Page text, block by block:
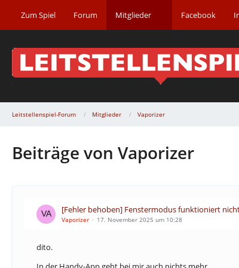
Zum Spiel Forum Mitglieder Facebook
Leitstellenspiel-Forum Mitglieder Vaporizer
Beiträge von Vaporizer
[Fehler behoben] Fenstermodus funktioniert
Vaporizer 17. November 2025 um 10:28
dito.